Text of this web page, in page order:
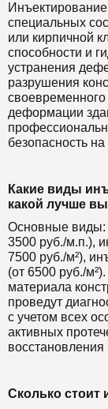
специальных
или кирпичной
способности и
устранения
разрушения
деформации
безопасность на
Какие виды
какой лучше
Основные виды:
3500 руб./м.п.),
7500 руб./м²),
(от 6500 руб./
материала
проведут
с учетом всех
активных
Сколько стоит